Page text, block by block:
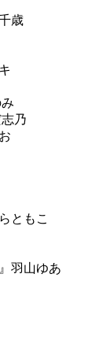
千歳
キ
み
志乃
お
らともこ
羽山ゆあ